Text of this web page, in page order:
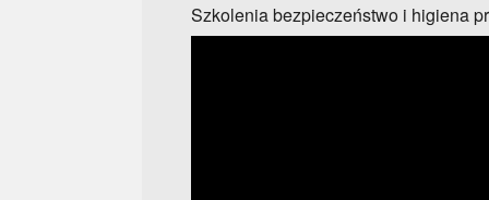
Szkolenia bezpieczeństwo i higiena